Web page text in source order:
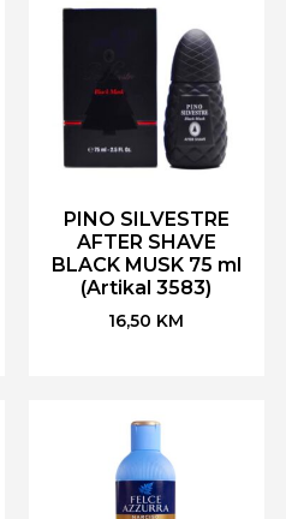
PINO SILVESTRE
AFTER SHAVE
BLACK MUSK 75 ml
(Artikal 3583)
16,50 KM